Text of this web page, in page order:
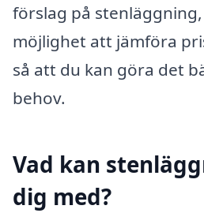
förslag på
möjlighet att jämföra
så att du kan göra det
behov.
Vad kan
dig med?